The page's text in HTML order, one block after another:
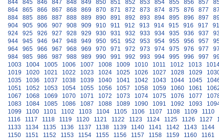
844
845 846 847 848 849 850 851 852 853 854 855 856 857
864
865 866 867 868 869 870 871 872 873 874 875 876 877
884
885 886 887 888 889 890 891 892 893 894 895 896 897
904
905 906 907 908 909 910 911 912 913 914 915 916 917
924
925 926 927 928 929 930 931 932 933 934 935 936 937
944
945 946 947 948 949 950 951 952 953 954 955 956 957
964
965 966 967 968 969 970 971 972 973 974 975 976 977
984
985 986 987 988 989 990 991 992 993 994 995 996 997
1003
1004 1005 1006 1007 1008 1009 1010 1011 1012 1013
1019
1020 1021 1022 1023 1024 1025 1026 1027 1028 1029
1035
1036 1037 1038 1039 1040 1041 1042 1043 1044 1045
1051
1052 1053 1054 1055 1056 1057 1058 1059 1060 1061
1067
1068 1069 1070 1071 1072 1073 1074 1075 1076 1077
1083
1084 1085 1086 1087 1088 1089 1090 1091 1092 1093
1099
1100 1101 1102 1103 1104 1105 1106 1107 1108 1109
1110
1116
1117 1118 1119 1120 1121 1122 1123 1124 1125 1126 1127
1133
1134 1135 1136 1137 1138 1139 1140 1141 1142 1143
1144
1150
1151 1152 1153 1154 1155 1156 1157 1158 1159 1160
1161